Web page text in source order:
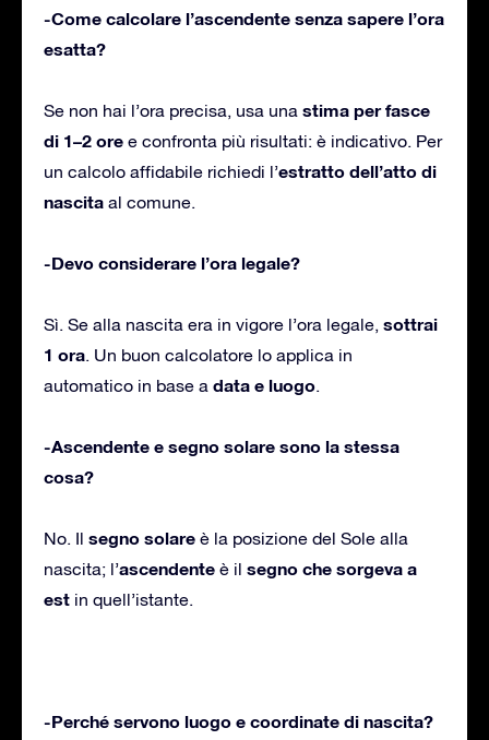
-Come calcolare l’ascendente senza sapere l’ora
esatta?
Se non hai l’ora precisa, usa una stima per fasce
di 1–2 ore e confronta più risultati: è indicativo. Per
un calcolo affidabile richiedi l’estratto dell’atto di
nascita al comune.
-Devo considerare l’ora legale?
Sì. Se alla nascita era in vigore l’ora legale, sottrai
1 ora. Un buon calcolatore lo applica in
automatico in base a data e luogo.
-Ascendente e segno solare sono la stessa
cosa?
No. Il segno solare è la posizione del Sole alla
nascita; l’ascendente è il segno che sorgeva a
est in quell’istante.
-Perché servono luogo e coordinate di nascita?